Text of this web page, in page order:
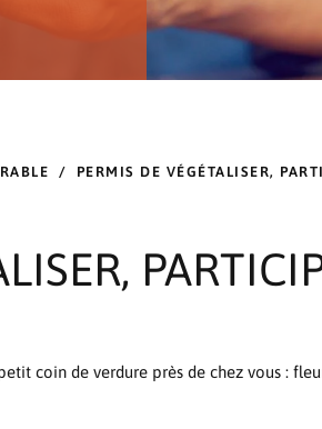
/ PERMIS DE VÉGÉTALISER,
coin de verdure près de chez vous :